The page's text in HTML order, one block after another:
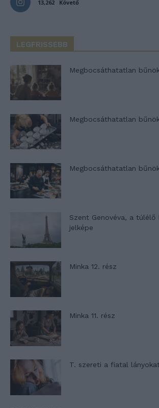
13,262 Követő
LEGFRISSEBB
Megbocsáthatatlan
Megbocsáthatatlan
Megbocsáthatatlan
Szent Genovéva, a túlélő
jelképe
Minka 12. rész
Minka 11. rész
T. szereti a fiatal